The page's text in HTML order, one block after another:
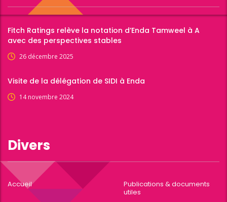
Fitch Ratings relève la notation d’Enda Tamweel à A
avec des perspectives stables
26 décembre 2025
Visite de la délégation de SIDI à Enda
14 novembre 2024
Divers
Accueil
Publications & documents
utiles